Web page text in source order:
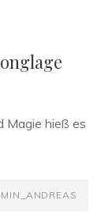
Magie hieß es